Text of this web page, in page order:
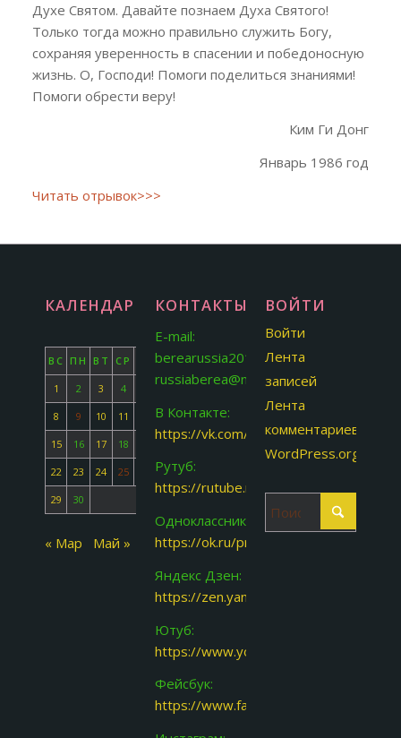
Духе Святом. Давайте познаем Духа Святого!
Только тогда можно правильно служить Богу,
сохраняя уверенность в спасении и победоносную
жизнь. О, Господи! Помоги поделиться знаниями!
Помоги обрести веру!
Ким Ги Донг
Январь 1986 год
Читать отрывок>>>
КАЛЕНДАРЬ
Апрель 2018
ВС ПН ВТ СР ПТ СБ
1 2 3 4 6 7
8 9 10 11 13 14
15 16 17 18 20
22 23 24 25 27 28
29 30
« Мар Май »
КОНТАКТЫ:
E-mail:
berearussia2015@gmail.com
russiaberea@nate.com
В Контакте:
https://vk.com/id713958967
Рутуб:
https://rutube.ru/channel/25256916/
Одноклассники:
https://ok.ru/profile/145281546893
Яндекс Дзен:
https://zen.yandex.ru/id/
Ютуб:
https://www.youtube.com/channel/
Фейсбук:
https://www.facebook.com/groups/
ВОЙТИ
Войти
Лента
записей
Лента
комментариев
WordPress.org